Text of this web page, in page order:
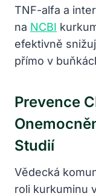
TNF-alfa a
na NCBI
efektivně
přímo v
Prevence
Studií
Vědecká
roli kurkuminu